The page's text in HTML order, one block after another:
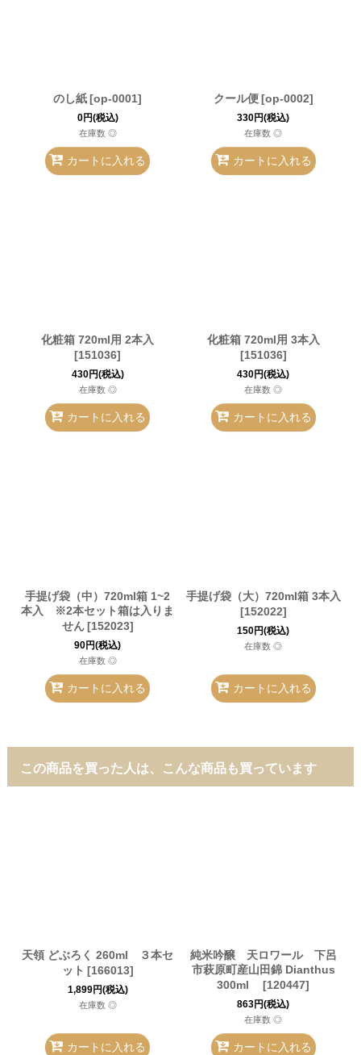
のし紙[op-0001]
0円(税込)
在庫数 ◎
カートに入れる
クール便[op-0002]
330円(税込)
在庫数 ◎
カートに入れる
化粧箱 720ml用 2本入
[151036]
430円(税込)
在庫数 ◎
カートに入れる
化粧箱 720ml用 3本入
[151036]
430円(税込)
在庫数 ◎
カートに入れる
手提げ袋（中）720ml箱 1~2
本入 ※2本セット箱は入りま
せん [152023]
90円(税込)
在庫数 ◎
カートに入れる
手提げ袋（大）720ml箱 3本入
[152022]
150円(税込)
在庫数 ◎
カートに入れる
この商品を買った人は、こんな商品も買っています
天領 どぶろく 260ml ３本セ
ット [166013]
1,899円(税込)
在庫数 ◎
カートに入れる
純米吟醸 天ロワール 下呂
市萩原町産山田錦 Dianthus
300ml
[120447]
863円(税込)
在庫数 ◎
カートに入れる